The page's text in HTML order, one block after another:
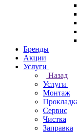
Бренды
Акции
Услуги
Назад
Услуги
Монтаж
Сервис
Чистка
Заправка